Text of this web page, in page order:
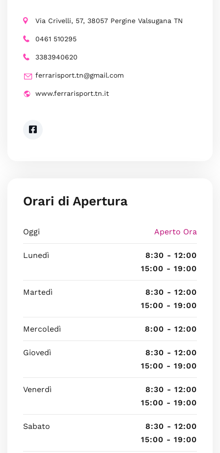
Via Crivelli, 57, 38057 Pergine Valsugana TN
0461 510295
3383940620
ferrarisport.tn@gmail.com
www.ferrarisport.tn.it
Orari di Apertura
Oggi Aperto Ora
Lunedì
8:30 - 12:00
15:00 - 19:00
Martedì
8:30 - 12:00
15:00 - 19:00
Mercoledì 8:00 - 12:00
Giovedì
8:30 - 12:00
15:00 - 19:00
Venerdì
8:30 - 12:00
15:00 - 19:00
Sabato
8:30 - 12:00
15:00 - 19:00